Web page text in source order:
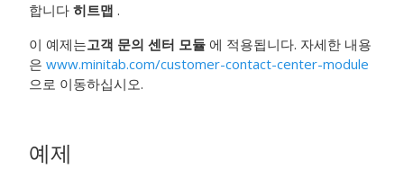
합니다 히트맵 .
이 예제는고객 문의 센터 모듈 에 적용됩니다. 자세한 내용
은 www.minitab.com/customer-contact-center-module
으로 이동하십시오.
예제